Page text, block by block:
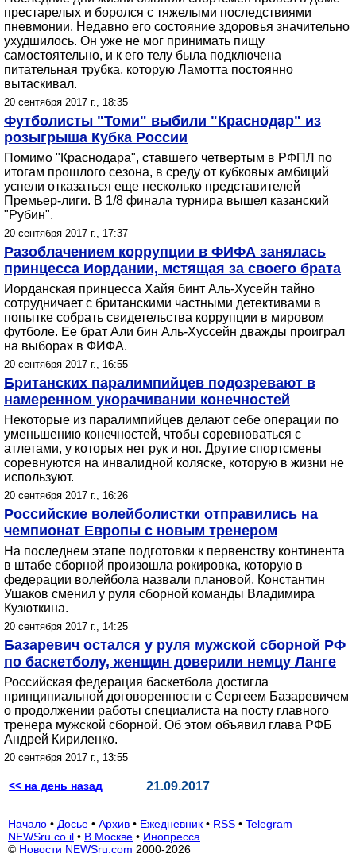
престарелых и боролся с тяжелыми последствиями
пневмонии. Недавно его состояние здоровья значительно
ухудшилось. Он уже не мог принимать пищу
самостоятельно, и к его телу была подключена
питательная трубка, которую Ламотта постоянно
вытаскивал.
20 сентября 2017 г., 18:35
Футболисты "Томи" выбили "Краснодар" из
розыгрыша Кубка России
Помимо "Краснодара", ставшего четвертым в РФПЛ по
итогам прошлого сезона, в среду от кубковых амбиций
успели отказаться еще несколько представителей
Премьер-лиги. В 1/8 финала турнира вышел казанский
"Рубин".
20 сентября 2017 г., 17:37
Разоблачением коррупции в ФИФА занялась
принцесса Иордании, мстящая за своего брата
Иорданская принцесса Хайя бинт Аль-Хусейн тайно
сотрудничает с британскими частными детективами в
попытке собрать свидетельства коррупции в мировом
футболе. Ее брат Али бин Аль-Хуссейн дважды проиграл
на выборах в ФИФА.
20 сентября 2017 г., 16:55
Британских паралимпийцев подозревают в
намеренном укорачивании конечностей
Некоторые из паралимпийцев делают себе операции по
уменьшению конечностей, чтобы соревноваться с
атлетами, у которых нет рук и ног. Другие спортсмены
соревнуются на инвалидной коляске, которую в жизни не
используют.
20 сентября 2017 г., 16:26
Российские волейболистки отправились на
чемпионат Европы с новым тренером
На последнем этапе подготовки к первенству континента
в штабе сборной произошла рокировка, которую в
федерации волейбола назвали плановой. Константин
Ушаков сменил у руля сборной команды Владимира
Кузюткина.
20 сентября 2017 г., 14:25
Базаревич остался у руля мужской сборной РФ
по баскетболу, женщин доверили немцу Ланге
Российская федерация баскетбола достигла
принципиальной договоренности с Сергеем Базаревичем
о продолжении работы специалиста на посту главного
тренера мужской сборной. Об этом объявил глава РФБ
Андрей Кириленко.
20 сентября 2017 г., 13:55
<< на день назад 21.09.2017
Начало • Досье • Архив • Ежедневник • RSS • Telegram
NEWSru.co.il • В Москве • Инопресса
© Новости NEWSru.com 2000-2026